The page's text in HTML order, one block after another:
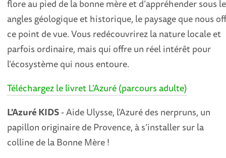
flore au pied de la bonne mère et d’appréhender sous
angles géologique et historique, le paysage que nous
ce point de vue. Vous redécouvrirez la nature locale et
parfois ordinaire, mais qui offre un réel intérêt pour
l’écosystème qui nous entoure.
Téléchargez le livret L'Azuré (parcours adulte)
L'Azuré KIDS- Aide Ulysse, l’Azuré des nerpruns, un
papillon originaire de Provence, à s’installer sur la
colline de la Bonne Mère !